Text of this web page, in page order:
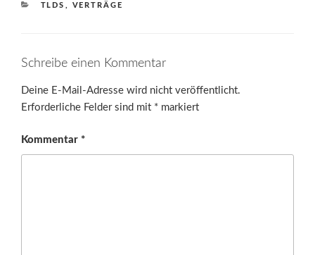
KATEGORIEN
TLDS , VERTRÄGE
Schreibe einen Kommentar
Deine E-Mail-Adresse wird nicht veröffentlicht.
Erforderliche Felder sind mit * markiert
Kommentar *